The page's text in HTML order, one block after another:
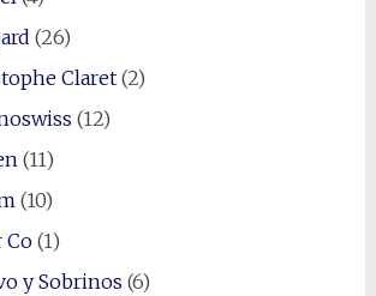
(26)
Claret(2)
(12)
(11)
(10)
Co(1)
y Sobrinos (6)